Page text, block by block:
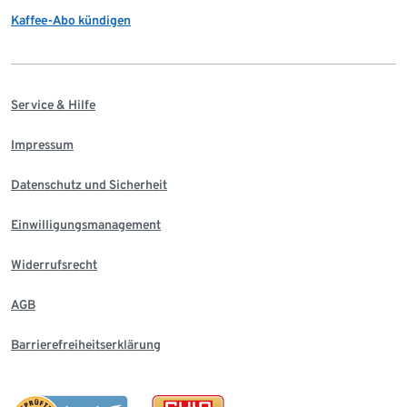
Kaffee-Abo kündigen
Service & Hilfe
Impressum
Datenschutz und Sicherheit
Einwilligungsmanagement
Widerrufsrecht
AGB
Barrierefreiheitserklärung